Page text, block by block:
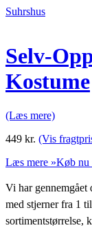
Suhrshus
Selv-
Kostume
(Læs mere)
449 kr. (Vis
Læs mere »Køb nu
Vi har gennemgået
med stjerner fra 1
sortimentstørrelse,